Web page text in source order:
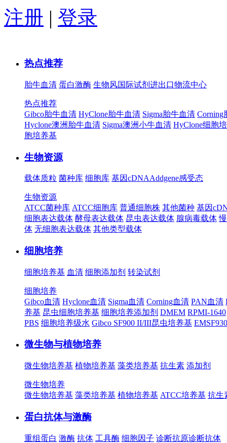
注册 | 登录
热点推荐
胎牛血清 蛋白激酶 生物风国际试剂进出口物流中心
热点推荐
Gibco胎牛血清 HyClone胎牛血清 Sigma胎牛血清 Corning
Hyclone澳洲胎牛血清 Sigma澳洲小牛血清 HyClone细胞
胞培养基
生物资源
载体质粒 菌种库 细胞库 基因cDNAAddgene感受态
生物资源
ATCC菌种库 ATCC细胞库 普通细胞株 其他菌种 基因
细胞表达载体 酵母表达载体 昆虫表达载体 腺病毒载体
体 无细胞表达载体 其他类型载体
细胞培养
细胞培养基 血清 细胞添加剂 转染试剂
细胞培养
Gibco血清 Hyclone血清 Sigma血清 Corning血清 PAN血清
养基 昆虫细胞培养基 细胞培养添加剂 DMEM RPMI-1640
PBS 细胞培养级水 Gibco SF900 II/III昆虫培养基
微生物与植物培养
微生物培养基 植物培养基 藻类培养基 抗生素 添加剂
微生物培养
微生物培养基 藻类培养基 植物培养基 ATCC培养基 抗生
蛋白抗体与激酶
重组蛋白 激酶 抗体 工具酶 细胞因子 诊断抗原诊断抗体